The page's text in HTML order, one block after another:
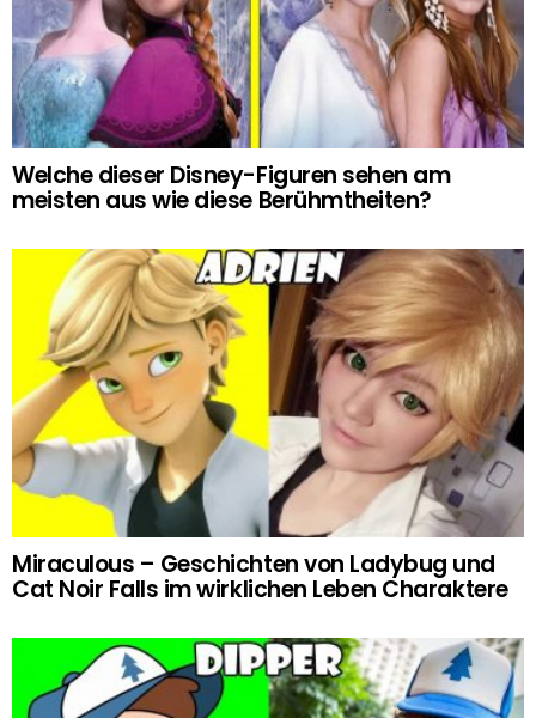
Welche dieser Disney-Figuren sehen am
meisten aus wie diese Berühmtheiten?
Miraculous – Geschichten von Ladybug und
Cat Noir Falls im wirklichen Leben Charaktere